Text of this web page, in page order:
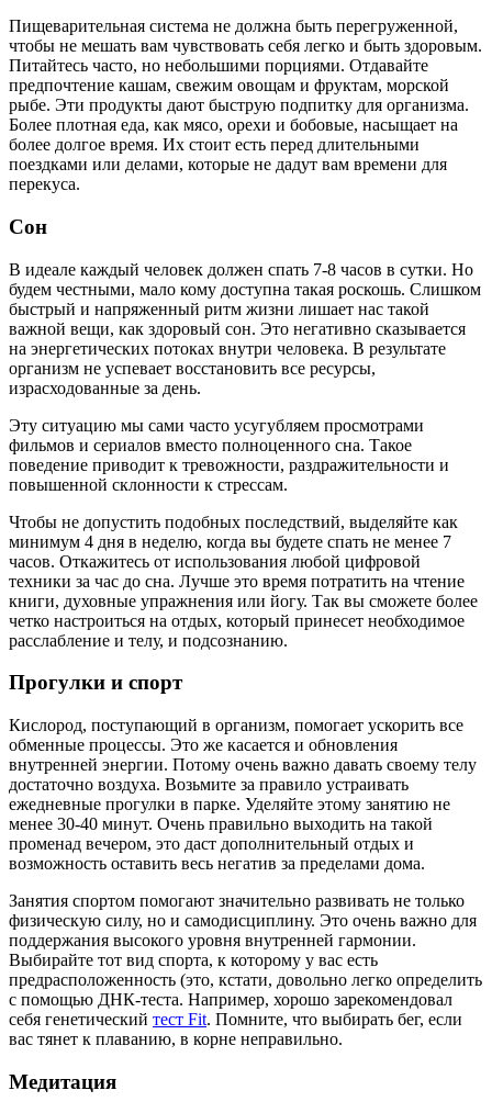
Пищеварительная система не должна быть перегруженной,
чтобы не мешать вам чувствовать себя легко и быть здоровым.
Питайтесь часто, но небольшими порциями. Отдавайте
предпочтение кашам, свежим овощам и фруктам, морской
рыбе. Эти продукты дают быструю подпитку для организма.
Более плотная еда, как мясо, орехи и бобовые, насыщает на
более долгое время. Их стоит есть перед длительными
поездками или делами, которые не дадут вам времени для
перекуса.
Сон
В идеале каждый человек должен спать 7-8 часов в сутки. Но
будем честными, мало кому доступна такая роскошь. Слишком
быстрый и напряженный ритм жизни лишает нас такой
важной вещи, как здоровый сон. Это негативно сказывается
на энергетических потоках внутри человека. В результате
организм не успевает восстановить все ресурсы,
израсходованные за день.
Эту ситуацию мы сами часто усугубляем просмотрами
фильмов и сериалов вместо полноценного сна. Такое
поведение приводит к тревожности, раздражительности и
повышенной склонности к стрессам.
Чтобы не допустить подобных последствий, выделяйте как
минимум 4 дня в неделю, когда вы будете спать не менее 7
часов. Откажитесь от использования любой цифровой
техники за час до сна. Лучше это время потратить на чтение
книги, духовные упражнения или йогу. Так вы сможете более
четко настроиться на отдых, который принесет необходимое
расслабление и телу, и подсознанию.
Прогулки и спорт
Кислород, поступающий в организм, помогает ускорить все
обменные процессы. Это же касается и обновления
внутренней энергии. Потому очень важно давать своему телу
достаточно воздуха. Возьмите за правило устраивать
ежедневные прогулки в парке. Уделяйте этому занятию не
менее 30-40 минут. Очень правильно выходить на такой
променад вечером, это даст дополнительный отдых и
возможность оставить весь негатив за пределами дома.
Занятия спортом помогают значительно развивать не только
физическую силу, но и самодисциплину. Это очень важно для
поддержания высокого уровня внутренней гармонии.
Выбирайте тот вид спорта, к которому у вас есть
предрасположенность (это, кстати, довольно легко определить
с помощью ДНК-теста. Например, хорошо зарекомендовал
себя генетический тест Fit. Помните, что выбирать бег, если
вас тянет к плаванию, в корне неправильно.
Медитация